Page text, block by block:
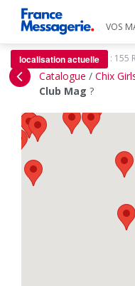
VOS
localisation actuelle : 155
Catalogue / Chix
Club Mag ?